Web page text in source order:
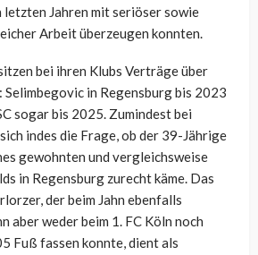
letzten Jahren mit seriöser sowie
Arbeit überzeugen konnten.
bei ihren Klubs Verträge über
Selimbegovic in Regensburg bis 2023
sogar bis 2025. Zumindest bei
indes die Frage, ob der 39-Jährige
gewohnten und vergleichsweise
in Regensburg zurecht käme. Das
der beim Jahn ebenfalls
aber weder beim 1. FC Köln noch
Fuß fassen konnte, dient als